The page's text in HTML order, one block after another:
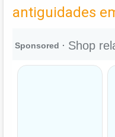
antiguidades